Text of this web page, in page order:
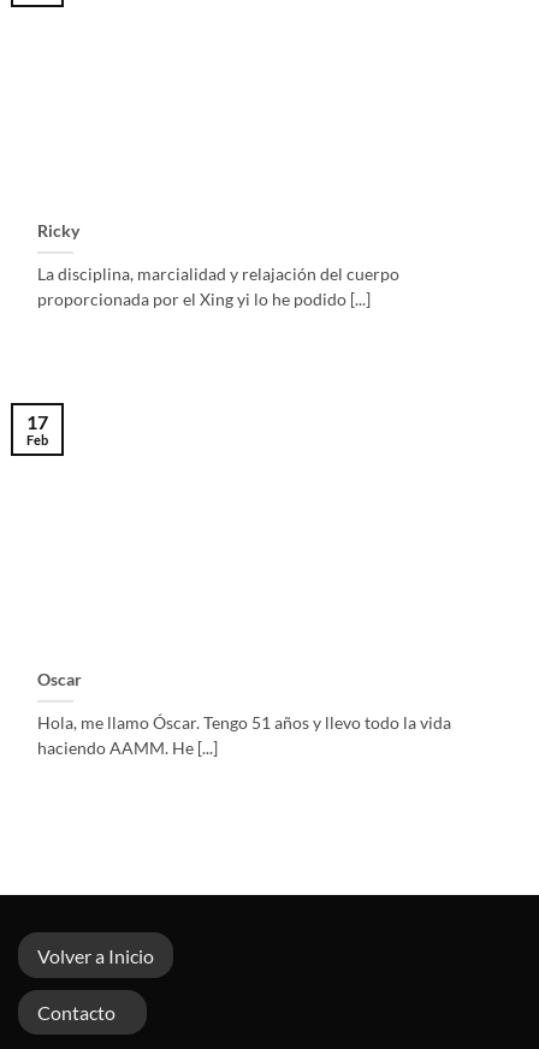
Ricky
La disciplina, marcialidad y relajación del cuerpo
proporcionada por el Xing yi lo he podido [...]
Oscar
Hola, me llamo Óscar. Tengo 51 años y llevo todo la vida
haciendo AAMM. He [...]
17
Feb
Volver a Inicio
Contacto